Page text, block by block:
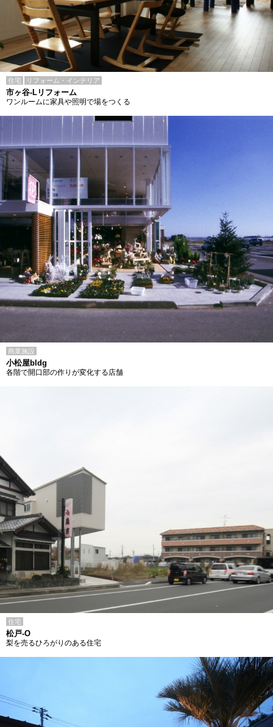
住宅 リフォーム・インテリア
市ヶ谷-Lリフォーム
ワンルームに家具や照明で場をつくる
商業施設
小松屋bldg
各階で開口部の作りが変化する店舗
住宅
松戸-O
梨を売るひろがりのある住宅